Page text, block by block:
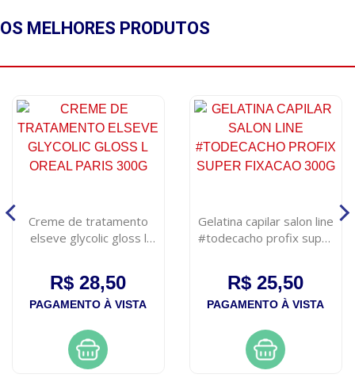
OS MELHORES PRODUTOS
Creme de tratamento
elseve glycolic gloss l
R$ 28,50
PAGAMENTO À VISTA
Gelatina capilar salon line
#todecacho profix super
R$ 25,50
PAGAMENTO À VISTA